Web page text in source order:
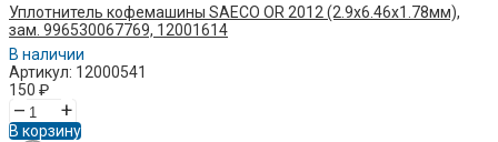
Уплотнитель кофемашины SAECO OR 2012 (2.9х6.46х1.78мм),
зам. 996530067769, 12001614
В наличии
Артикул: 12000541
150 ₽
– +
В корзину